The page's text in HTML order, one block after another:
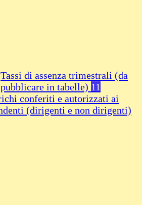
Tassi di assenza trimestrali (da
pubblicare in tabelle) 11
conferiti e autorizzati ai
(dirigenti e non dirigenti)